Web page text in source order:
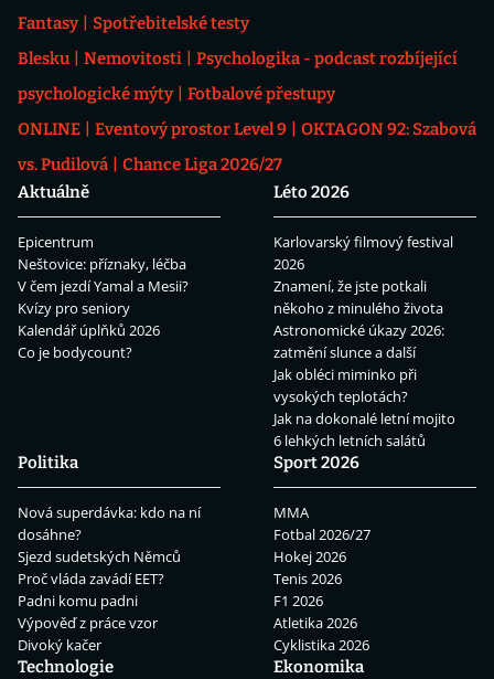
Fantasy
Spotřebitelské testy
Blesku
Nemovitosti
Psychologika - podcast rozbíjející
psychologické mýty
Fotbalové přestupy
ONLINE
Eventový prostor Level 9
OKTAGON 92: Szabová
vs. Pudilová
Chance Liga 2026/27
Aktuálně
Epicentrum
Neštovice: příznaky, léčba
V čem jezdí Yamal a Mesii?
Kvízy pro seniory
Kalendář úplňků 2026
Co je bodycount?
Léto 2026
Karlovarský filmový festival
2026
Znamení, že jste potkali
někoho z minulého života
Astronomické úkazy 2026:
zatmění slunce a další
Jak obléci miminko při
vysokých teplotách?
Jak na dokonalé letní mojito
6 lehkých letních salátů
Politika
Nová superdávka: kdo na ní
dosáhne?
Sjezd sudetských Němců
Proč vláda zavádí EET?
Padni komu padni
Výpověď z práce vzor
Divoký kačer
Sport 2026
MMA
Fotbal 2026/27
Hokej 2026
Tenis 2026
F1 2026
Atletika 2026
Cyklistika 2026
Technologie
Ekonomika